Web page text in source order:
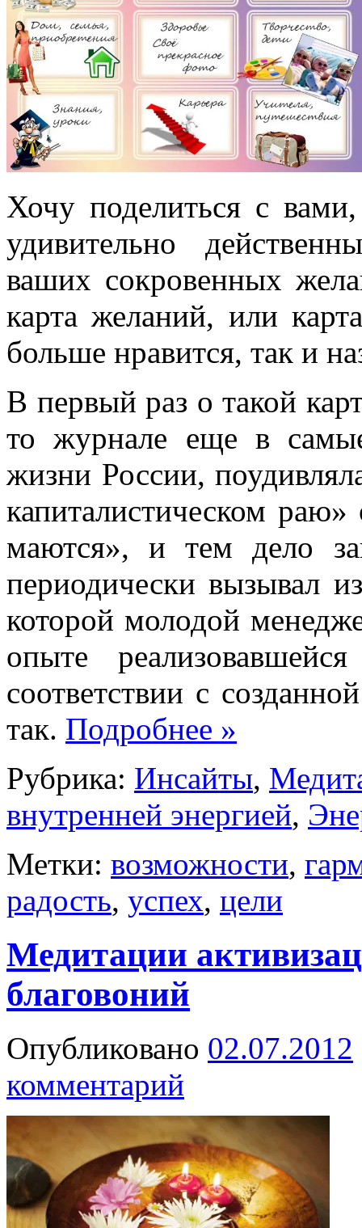
Хочу поделиться с
удивительно
ваших сокровенных
карта желаний, или
больше нравится, так и
В первый раз о такой
то журнале еще в
жизни России,
капиталистическом
маются», и тем дело
периодически вызывал
которой молодой
опыте
соответствии с
так. Подробнее »
Рубрика: Инсайты,
внутренней энергией,
Метки: возможности,
радость, успех, цели
Медитации
благовоний
Опубликовано 02.07.2012
комментарий